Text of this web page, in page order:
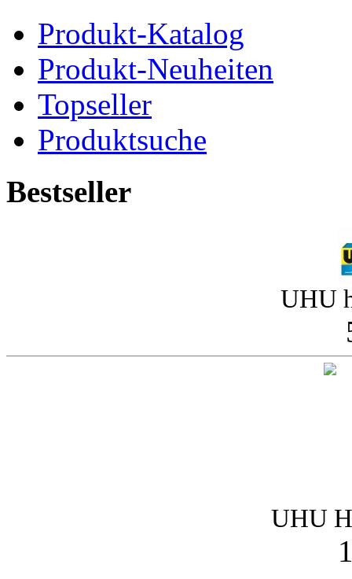
Produkt-Katalog
Produkt-Neuheiten
Topseller
Produktsuche
Bestseller
UHU
UHU